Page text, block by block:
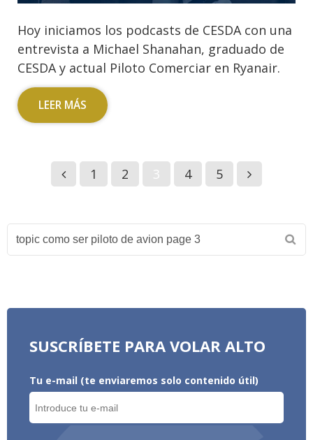
Hoy iniciamos los podcasts de CESDA con una
entrevista a Michael Shanahan, graduado de
CESDA y actual Piloto Comerciar en Ryanair.
LEER MÁS
1 2 3 4 5
SUSCRÍBETE PARA VOLAR ALTO
Tu e-mail (te enviaremos solo contenido útil)